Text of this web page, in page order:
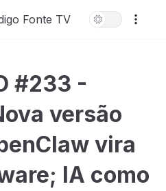
Fonte TV
#233 -
versão
vira
IA como